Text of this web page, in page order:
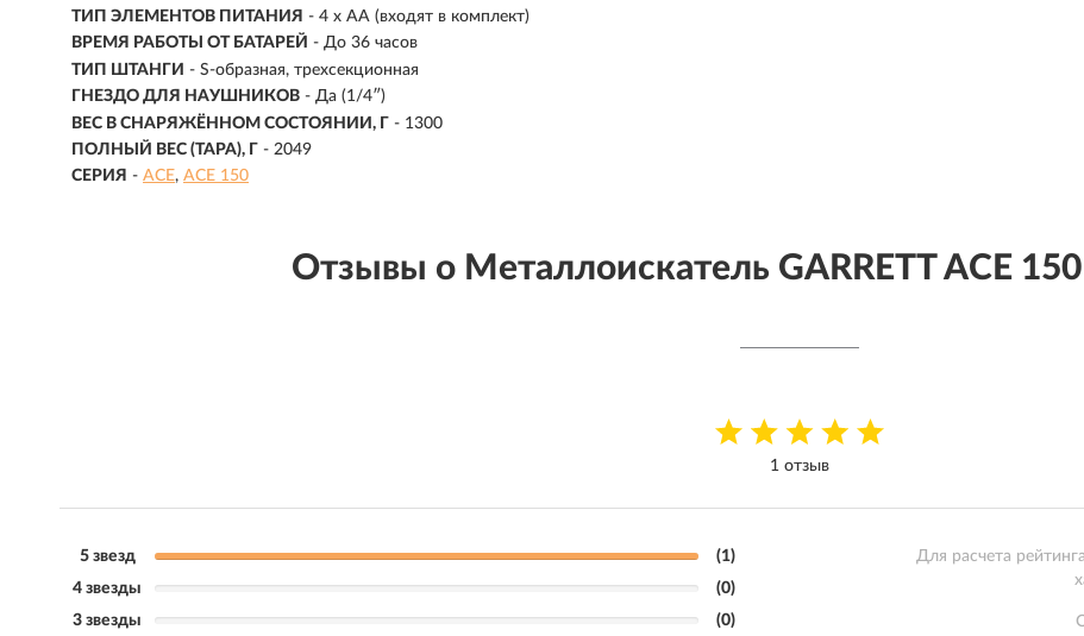
ТИП ЭЛЕМЕНТОВ ПИТАНИЯ - 4 х AA (входят в комплект)
ВРЕМЯ РАБОТЫ ОТ БАТАРЕЙ - До 36 часов
ТИП ШТАНГИ - S-образная, трехсекционная
ГНЕЗДО ДЛЯ НАУШНИКОВ - Да (1/4″)
ВЕС В СНАРЯЖЁННОМ СОСТОЯНИИ, Г - 1300
ПОЛНЫЙ ВЕС (ТАРА), Г - 2049
СЕРИЯ - ACE ACE 150
Отзывы о Металлоискатель GARRETT ACE
1 отзыв
5 звезд
(1)
4 звезды
(0)
3 звезды
(0)
Для расчета